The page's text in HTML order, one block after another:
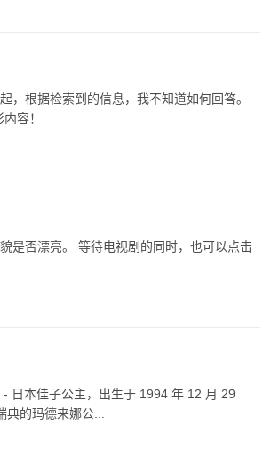
，根据检索到的信息，我不知道如何回答。
容！
是否漂亮。 等待电视剧的同时，也可以点击
日本佳子公主，出生于 1994 年 12 月 29
的玛德来娜公...